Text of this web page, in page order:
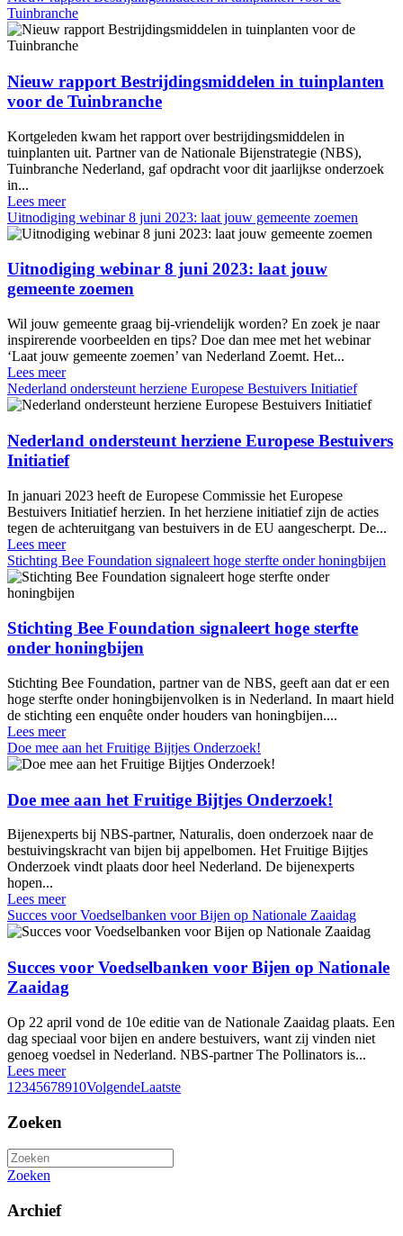
Tuinbranche
Nieuw rapport Bestrijdingsmiddelen in tuinplanten
voor de Tuinbranche
Kortgeleden kwam het rapport over bestrijdingsmiddelen in
tuinplanten uit. Partner van de Nationale Bijenstrategie (NBS),
Tuinbranche Nederland, gaf opdracht voor dit jaarlijkse onderzoek
in...
Lees meer
Uitnodiging webinar 8 juni 2023: laat jouw gemeente zoemen
Uitnodiging webinar 8 juni 2023: laat jouw
gemeente zoemen
Wil jouw gemeente graag bij-vriendelijk worden? En zoek je naar
inspirerende voorbeelden en tips? Doe dan mee met het webinar
‘Laat jouw gemeente zoemen’ van Nederland Zoemt. Het...
Lees meer
Nederland ondersteunt herziene Europese Bestuivers Initiatief
Nederland ondersteunt herziene Europese Bestuivers
Initiatief
In januari 2023 heeft de Europese Commissie het Europese
Bestuivers Initiatief herzien. In het herziene initiatief zijn de acties
tegen de achteruitgang van bestuivers in de EU aangescherpt. De...
Lees meer
Stichting Bee Foundation signaleert hoge sterfte onder honingbijen
Stichting Bee Foundation signaleert hoge sterfte
onder honingbijen
Stichting Bee Foundation, partner van de NBS, geeft aan dat er een
hoge sterfte onder honingbijenvolken is in Nederland. In maart hield
de stichting een enquête onder houders van honingbijen....
Lees meer
Doe mee aan het Fruitige Bijtjes Onderzoek!
Doe mee aan het Fruitige Bijtjes Onderzoek!
Bijenexperts bij NBS-partner, Naturalis, doen onderzoek naar de
bestuivingskracht van bijen bij appelbomen. Het Fruitige Bijtjes
Onderzoek vindt plaats door heel Nederland. De bijenexperts
hopen...
Lees meer
Succes voor Voedselbanken voor Bijen op Nationale Zaaidag
Succes voor Voedselbanken voor Bijen op Nationale
Zaaidag
Op 22 april vond de 10e editie van de Nationale Zaaidag plaats. Een
dag speciaal voor bijen en andere bestuivers, want zij vinden niet
genoeg voedsel in Nederland. NBS-partner The Pollinators is...
Lees meer
1 2345678910VolgendeLaatste
Zoeken
Zoeken
Archief